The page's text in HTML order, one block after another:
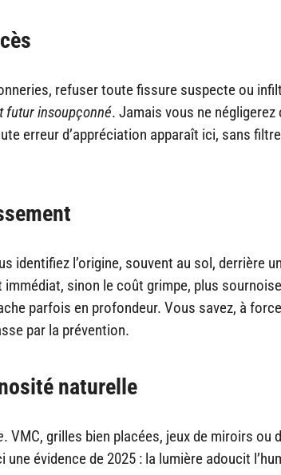
refuser toute fissure suspecte ou
futur insoupçonné. Jamais vous ne négligerez
erreur d’appréciation apparaît ici, sans
identifiez l’origine, souvent au sol, derrière
sinon le coût grimpe, plus
parfois en profondeur. Vous savez, à force
par la prévention.
naturelle
. VMC, grilles bien placées, jeux de miroirs ou
évidence de 2025 : la lumière adoucit